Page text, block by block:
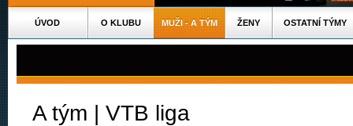
ÚVOD O KLUBU MUŽI - A TÝM ŽENY OSTATNÍ TÝMY
A tým | VTB liga